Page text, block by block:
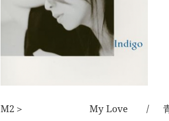
M2＞ My Love / 青紀